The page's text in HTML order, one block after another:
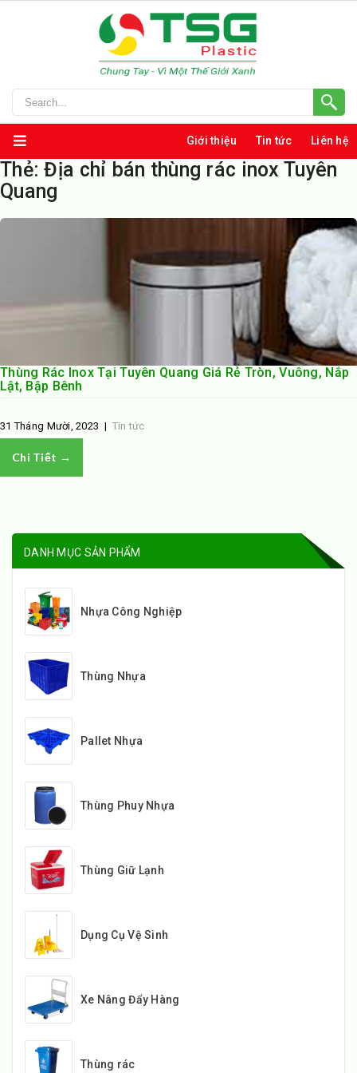
Giới thiệu Tin tức Liên hệ
Thẻ:Địa chỉ bán thùng rác inox Tuyên
Quang
Thùng Rác Inox Tại Tuyên Quang Giá Rẻ Tròn, Vuông, Nắp
Lật, Bập Bênh
31 Tháng Mười, 2023 | Tin tức
Chi Tiết →
DANH MỤC SẢN PHẨM
Nhựa Công Nghiệp
Thùng Nhựa
Pallet Nhựa
Thùng Phuy Nhựa
Thùng Giữ Lạnh
Dụng Cụ Vệ Sinh
Xe Nâng Đẩy Hàng
Thùng rác